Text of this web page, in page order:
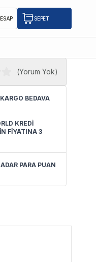
SEPET
(Yorum Yok)
BEDAVA
KREDİ
FİYATINA 3
PARA PUAN